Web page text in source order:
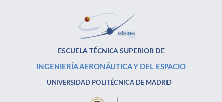
ESCUELA TÉCNICA SUPERIOR DE
INGENIERÍA AERONÁUTICA Y DEL ESPACIO
UNIVERSIDAD POLITÉCNICA DE MADRID